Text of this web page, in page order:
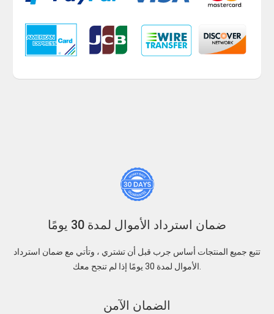
ضمان استرداد الأموال لمدة 30 يومًا
تتبع جميع المنتجات أساس جرب قبل أن تشتري ، وتأتي مع ضمان استرداد
الضمان الآمن